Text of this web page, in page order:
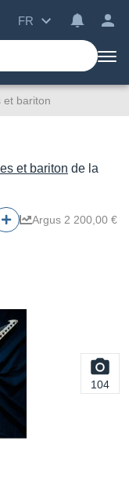
FR
et bariton
et bariton de la
Argus 2 200,00 €
104